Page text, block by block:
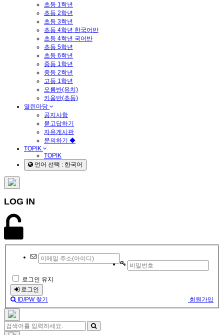
초등 1학년
초등 2학년
초등 3학년
초등 4학년 한국어반
초등 4학년 국어반
초등 5학년
초등 6학년
중등 1학년
중등 2학년
고등 1학년
오름반(유치)
키움반(초등)
열린마당
공지사항
묻고답하기
자유게시판
문의하기 ◆
TOPIK
TOPIK
언어 선택 : 한국어
LOG IN
로그인 유지
로그인
회원가입
ID/PW 찾기